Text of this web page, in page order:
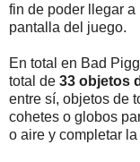
fin de poder llegar
pantalla del juego.
En total en Bad
total de 33 objetos
entre sí, objetos de
cohetes o globos
o aire y completar